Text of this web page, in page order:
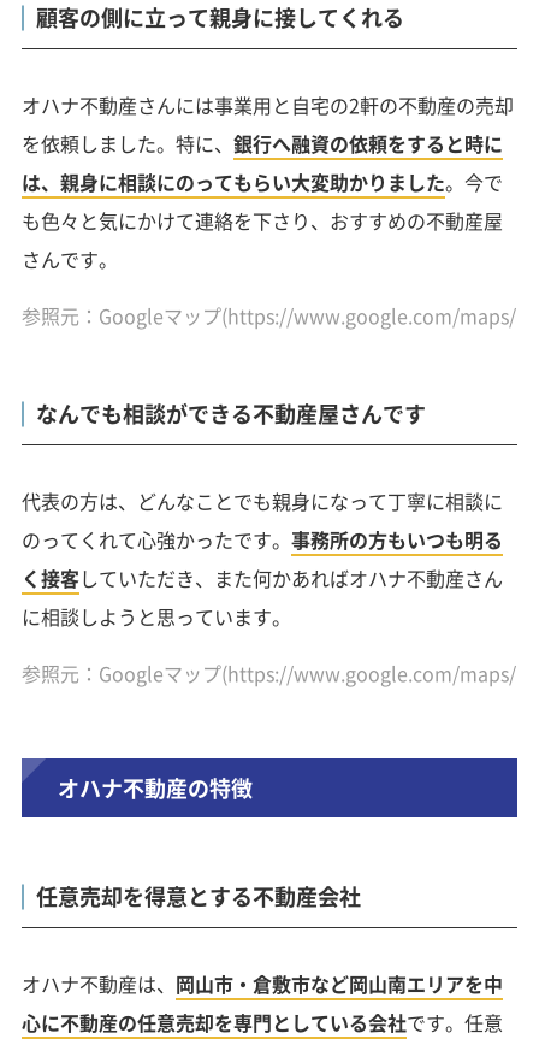
顧客の側に立って親身に接してくれる
オハナ不動産さんには事業用と自宅の2軒の不動産の売却
を依頼しました。特に、 銀行へ融資の依頼をすると時に
は、親身に相談にのってもらい大変助かりました。今で
も色々と気にかけて連絡を下さり、おすすめの不動産屋
さんです。
参照元：Googleマップ(https://www.google.com/maps/
なんでも相談ができる不動産屋さんです
代表の方は、どんなことでも親身になって丁寧に相談に
のってくれて心強かったです。 事務所の方もいつも明る
く接客していただき、また何かあればオハナ不動産さん
に相談しようと思っています。
参照元：Googleマップ(https://www.google.com/maps/
オハナ不動産の特徴
任意売却を得意とする不動産会社
オハナ不動産は、 岡山市・倉敷市など岡山南エリアを中
心に不動産の任意売却を専門としている会社です。任意